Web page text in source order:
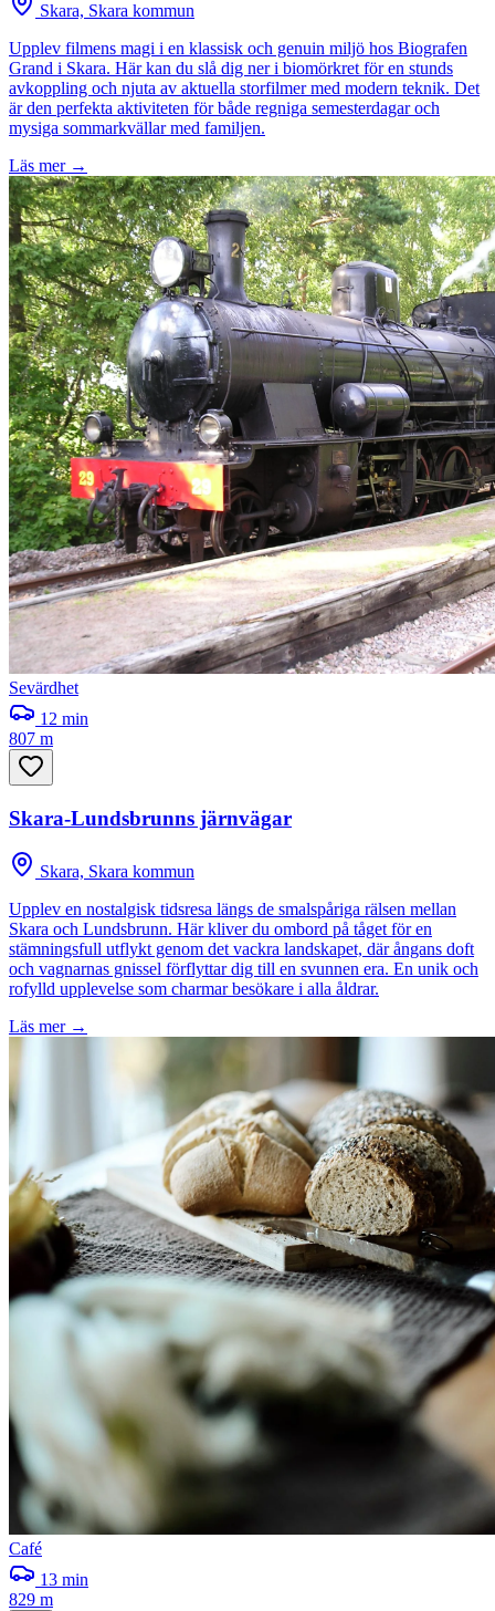
Skara, Skara kommun
Upplev filmens magi i en klassisk och genuin miljö hos Biografen
Grand i Skara. Här kan du slå dig ner i biomörkret för en stunds
avkoppling och njuta av aktuella storfilmer med modern teknik. Det
är den perfekta aktiviteten för både regniga semesterdagar och
mysiga sommarkvällar med familjen.
Läs mer →
Sevärdhet
12 min
807 m
Skara-Lundsbrunns järnvägar
Skara, Skara kommun
Upplev en nostalgisk tidsresa längs de smalspåriga rälsen mellan
Skara och Lundsbrunn. Här kliver du ombord på tåget för en
stämningsfull utflykt genom det vackra landskapet, där ångans doft
och vagnarnas gnissel förflyttar dig till en svunnen era. En unik och
rofylld upplevelse som charmar besökare i alla åldrar.
Läs mer →
Café
13 min
829 m